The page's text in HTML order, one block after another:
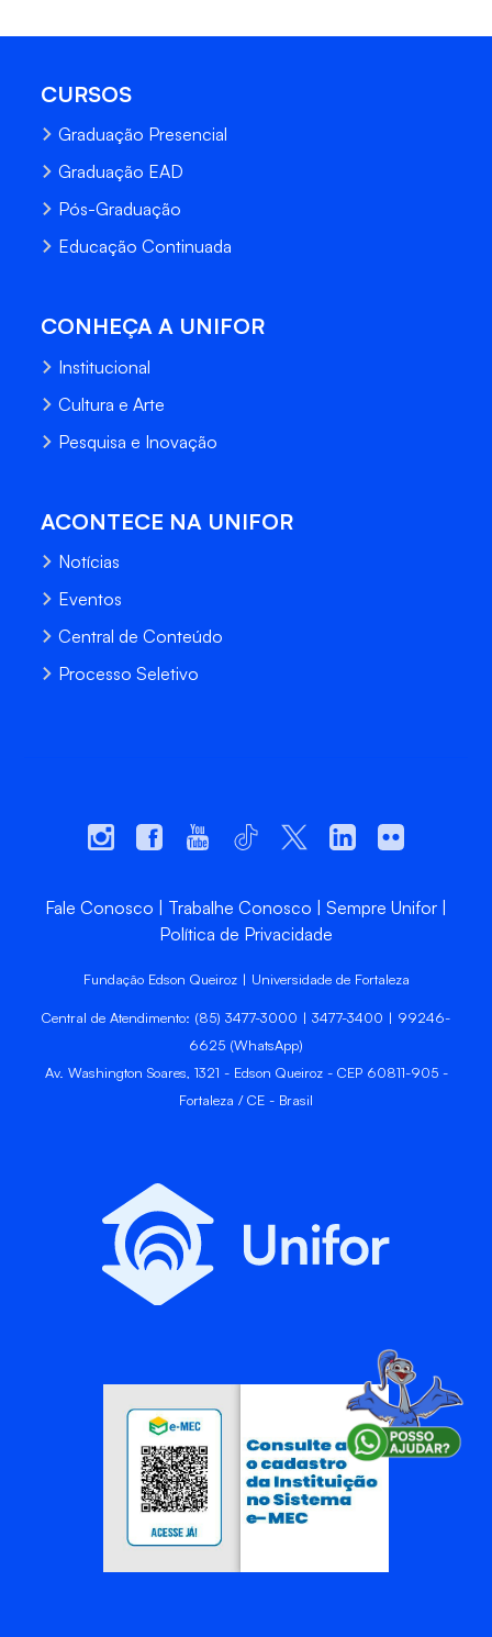
CURSOS
Graduação Presencial
Graduação EAD
Pós-Graduação
Educação Continuada
CONHEÇA A UNIFOR
Institucional
Cultura e Arte
Pesquisa e Inovação
ACONTECE NA UNIFOR
Notícias
Eventos
Central de Conteúdo
Processo Seletivo
Fale Conosco Trabalhe Conosco
Sempre Unifor
Política de Privacidade
Fundação Edson Queiroz | Universidade de Fortaleza
Central de Atendimento: (85) 3477-3000 | 3477-3400 | 99246-
6625 (WhatsApp)
Av. Washington Soares, 1321 - Edson Queiroz - CEP 60811-905 -
Fortaleza / CE - Brasil